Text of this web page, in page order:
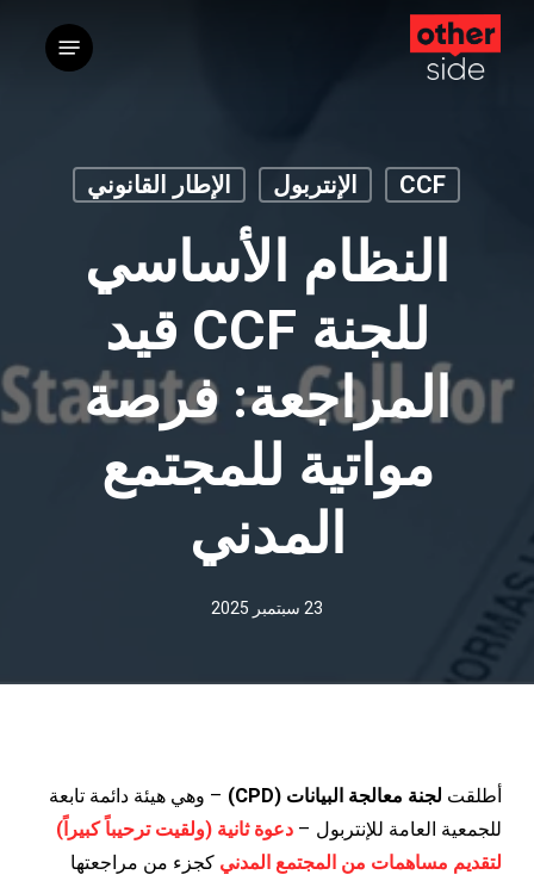
القائمة
CCF الإنتربول الإطار القانوني
النظام الأساسي
للجنة CCF قيد
المراجعة: فرصة
مواتية للمجتمع
المدني
23 سبتمبر 2025
أطلقت لجنة معالجة البيانات (CPD)
– وهي هيئة دائمة تابعة
للجمعية العامة للإنتربول – دعوة ثانية (ولقيت ترحيباً كبيراً)
لتقديم مساهمات من المجتمع المدني كجزء من مراجعتها